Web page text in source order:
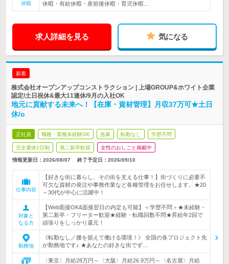
休暇
休暇・有給休暇・産前後休暇・育児休暇…
求人詳細を見る 気になる
新着
株式会社オープンアップコンストラクション | 上場GROUP&ホワイト企業
認定/土日祝休&最大11連休/9月の入社OK
地元に貢献する未来へ！【在庫・資材管理】月収37万可★土日
休/o
正社員 職種・業種未経験OK 急募 転勤なし 学歴不問
完全週休2日制 第二新卒歓迎 女性のおしごと掲載中
情報更新日：2026/08/07 終了予定日： 2026/09/10
仕事内容
【好きな街に暮らし、その街を支える仕事！】街づくりに必要不
可欠な資材の発注や事務作業など各種管理をお任せします。★20
～30代が中心に活躍中！
対象と
なる方
【Web面接OK&面接翌日の内定も可能】＜学歴不問＞★未経験・
第二新卒・フリーター歓迎★経験・転職回数不問★昇給年2回で
頑張りをしっかり還元！
勤務地
《転勤なし／腰を据えて働ける環境！》 全国の各プロジェクト先
が勤務地です♪ ★あなたの好きな街でず…
〈東京〉月給28万円～〈大阪〉月給26.9万円～〈名古屋〉月給